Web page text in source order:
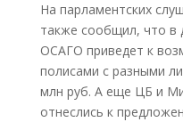
На парламентских
также сообщил, что
ОСАГО приведет к
полисами с разными
млн руб. А еще ЦБ и
отнеслись к